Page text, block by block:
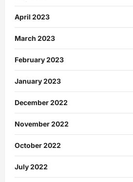
April 2023
March 2023
February 2023
January 2023
December 2022
November 2022
October 2022
July 2022